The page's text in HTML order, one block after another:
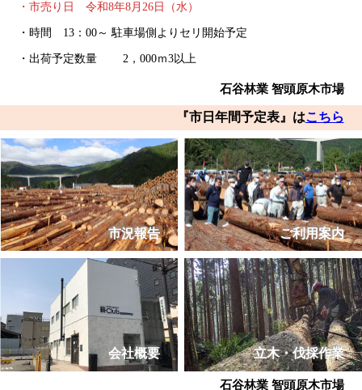
・市売り日 令和8年8月26日（水）
・時間 13：00～ 駐車場側よりセリ開始予定
・出荷予定数量 2，000ｍ3以上
石谷林業 智頭原木市場
『市日年間予定表』はこちら
市況報告 ご利用案内
会社概要 立木・伐採作業
石谷林業 智頭原木市場